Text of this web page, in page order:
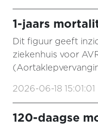
1-jaars
Dit figuur geeft
ziekenhuis voor
2026-06-18 15:01:01
120-daagse